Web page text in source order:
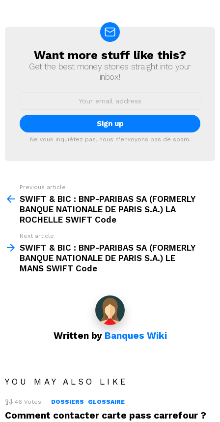
NEWSLETTER
Want more stuff like this?
Get the best money stories straight into your
inbox!
Ne vous inquiétez pas, nous n'envoyons pas de spam.
more
Previous article
SWIFT & BIC : BNP-PARIBAS SA (FORMERLY
BANQUE NATIONALE DE PARIS S.A.) LA
ROCHELLE SWIFT Code
Next article
SWIFT & BIC : BNP-PARIBAS SA (FORMERLY
BANQUE NATIONALE DE PARIS S.A.) LE
MANS SWIFT Code
Written by Banques Wiki
YOU MAY ALSO LIKE
46 Votes DOSSIERS GLOSSAIRE
Comment contacter carte pass carrefour ?